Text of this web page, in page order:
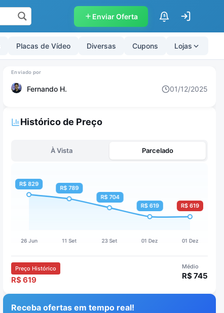
Enviar Oferta $
Placas de Vídeo Diversas Cupons Lojas
Fernando H. 01/12/2025
Histórico de Preço
À Vista Parcelado
Preço Histórico
R$ 619
Médio
R$ 745
Receba ofertas em tempo real!